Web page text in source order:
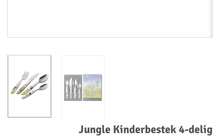
Jungle Kinderbestek 4-delig